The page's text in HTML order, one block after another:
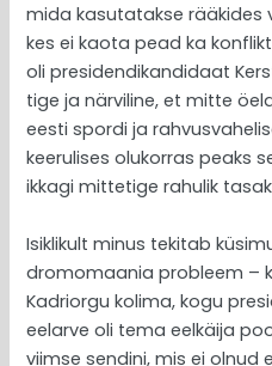
mida kasutatakse rääkides
kes ei kaota pead ka
oli presidendikandidaat
tige ja närviline, et mitte
eesti spordi ja
keerulises olukorras peaks
ikkagi mittetige rahulik
Isiklikult minus tekitab
dromomaania probleem –
Kadriorgu kolima, kogu
eelarve oli tema eelkäija
viimse sendini, mis ei olnud